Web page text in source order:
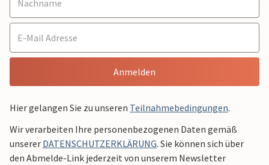
Anmelden
Hier gelangen Sie zu unseren Teilnahmebedingungen.
Wir verarbeiten Ihre personenbezogenen Daten gemäß
unserer DATENSCHUTZERKLÄRUNG. Sie können sich über
den Abmelde-Link jederzeit von unserem Newsletter